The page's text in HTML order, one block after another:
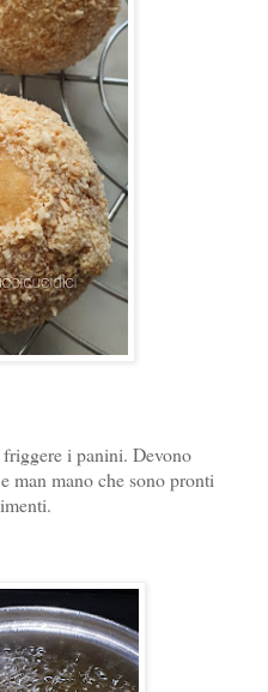
i panini. Devono
man mano che sono pronti